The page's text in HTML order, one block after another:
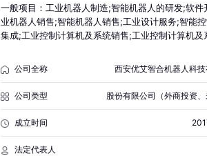
一般项目：工业机器人制造;智能机器人的研发;软件
业机器人销售;智能机器人销售;工业设计服务;智能
集成;工业控制计算机及系统销售;工业控制计算机及
息系统运行维护服务;软件销售;智能物料搬运装备销
基础制造装备销售;计算器设备销售;技术服务、技术
技术咨询、技术交流、技术转让、技术推广;会议及
务;市场营销策划;信息技术咨询服务（除许可业务外
主依法经营法律法规非禁止或限制的项目）
公司全称 西安优艾智合机器人科技
公司类型 股份有限公司（外商投资、
成立时间
法定代表人